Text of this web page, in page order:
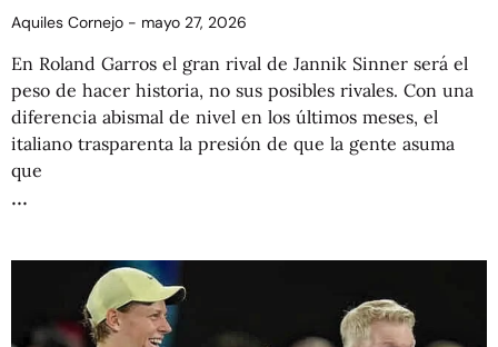
Aquiles Cornejo mayo 27, 2026
En Roland Garros el gran rival de Jannik Sinner será el
peso de hacer historia, no sus posibles rivales. Con una
diferencia abismal de nivel en los últimos meses, el
italiano trasparenta la presión de que la gente asuma
que